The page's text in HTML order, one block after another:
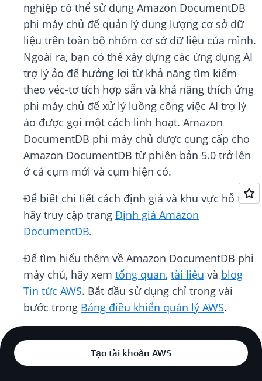
nghiệp có thể sử dụng Amazon DocumentDB
phi máy chủ để quản lý dung lượng cơ sở dữ
liệu trên toàn bộ nhóm cơ sở dữ liệu của mình.
Ngoài ra, bạn có thể xây dựng các ứng dụng AI
trợ lý ảo để hưởng lợi từ khả năng tìm kiếm
theo véc-tơ tích hợp sẵn và khả năng thích ứng
phi máy chủ để xử lý luồng công việc AI trợ lý
ảo được gọi một cách linh hoạt. Amazon
DocumentDB phi máy chủ được cung cấp cho
Amazon DocumentDB từ phiên bản 5.0 trở lên
ở cả cụm mới và cụm hiện có.
Để biết chi tiết cách định giá và khu vực hỗ trợ,
hãy truy cập trang Định giá Amazon
DocumentDB.
Để tìm hiểu thêm về Amazon DocumentDB phi
máy chủ, hãy xem tổng quan, tài liệu và blog
Tin tức AWS. Bắt đầu sử dụng chỉ trong vài
bước trong Bảng điều khiển quản lý AWS.
Tạo tài khoản AWS